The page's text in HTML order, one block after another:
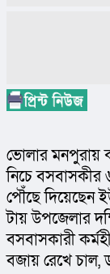
ভোলার মনপুরায়
নিচে বসবাসকীর
পৌঁছে দিয়েছেন
টায় উপজেলার
বসবাসকারী
বজায় রেখে